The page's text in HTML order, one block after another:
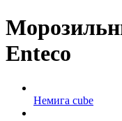
Enteco
Немига cube